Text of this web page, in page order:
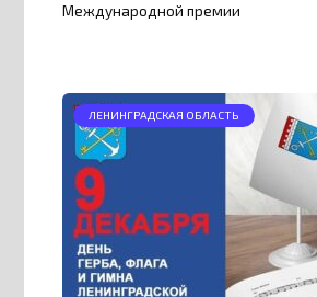
Международной премии
ЛЕНИНГРАДСКАЯ ОБЛАСТЬ